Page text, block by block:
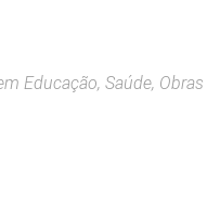
Educação, Saúde,